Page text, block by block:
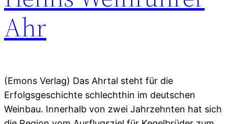
Ahr
(Emons Verlag) Das Ahrtal steht für die
Erfolgsgeschichte schlechthin im deutschen
Weinbau. Innerhalb von zwei Jahrzehnten hat sich